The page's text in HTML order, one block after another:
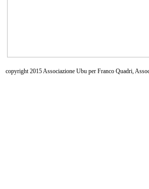
copyright 2015 Associazione Ubu per Franco Quadri,